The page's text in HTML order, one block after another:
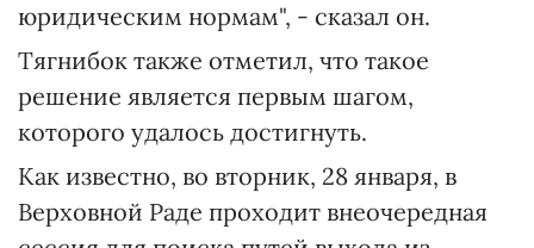
юридическим нормам", - сказал он.
Тягнибок также отметил, что такое
решение является первым шагом,
которого удалось достигнуть.
Как известно, во вторник, 28 января, в
Верховной Раде проходит внеочередная